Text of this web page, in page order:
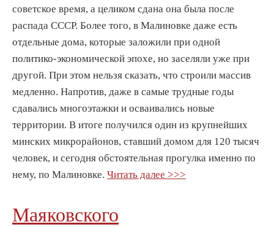
советское время, а целиком сдана она была после
распада СССР. Более того, в Малиновке даже есть
отдельные дома, которые заложили при одной
политико-экономической эпохе, но заселяли уже при
другой. При этом нельзя сказать, что строили массив
медленно. Напротив, даже в самые трудные годы
сдавались многоэтажки и осваивались новые
территории. В итоге получился один из крупнейших
минских микрорайонов, ставший домом для 120 тысяч
человек, и сегодня обстоятельная прогулка именно по
нему, по Малиновке. Читать далее >>>
Маяковского